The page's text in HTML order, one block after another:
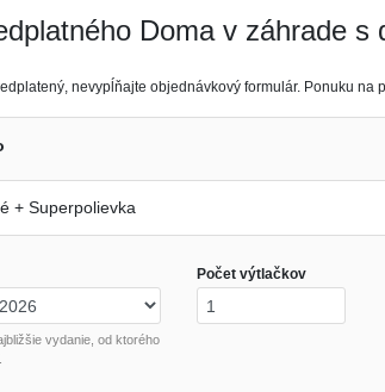
Doma v záhrade s
nevypĺňajte objednávkový formulár. Ponuku
+ Superpolievka
vydanie, od ktorého
Počet výtlačkov